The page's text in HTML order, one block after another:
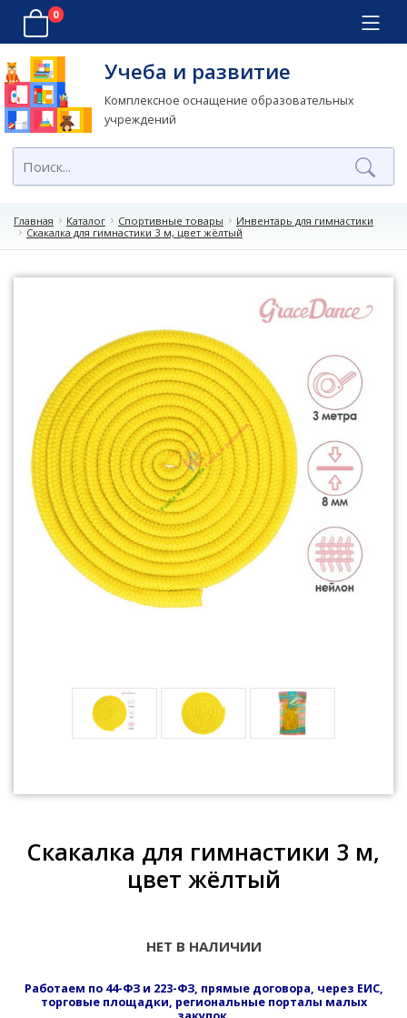
0
Учеба и развитие
Комплексное оснащение образовательных
учреждений
Главная Каталог Спортивные товары
Инвентарь для гимнастики
Скакалка для гимнастики 3 м, цвет жёлтый
Скакалка для гимнастики 3 м,
цвет жёлтый
НЕТ В НАЛИЧИИ
Работаем по 44-ФЗ и 223-ФЗ, прямые договора, через ЕИС,
торговые площадки, региональные порталы малых